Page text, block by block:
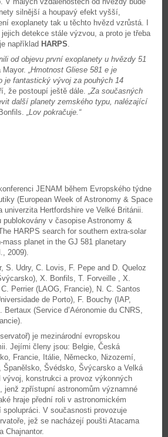
silnější a houpavý efekt vyšší,
exoplanety tak u těchto hvězd vzrůstá. I
detekce stále výzvou, a proto je třeba
například HARPS.
od objevu první exoplanety u hvězdy 51
„Hmotnost Gliese 581 e je
je fantastický vývoj za pouhých 14
že postoupí ještě dále. „Za současných
další planety zemského typu, nalézající
„Lov pokračuje.“
JENAM během Evropského týdne
(European Week of Astronomy & Space
univerzita Hertfordshire ve Velké Británii.
v časopise Astronomy &
HARPS search for southern extra-solar
planet in the GJ 581 planetary
2009).
S. Udry, C. Lovis, F. Pepe and D. Queloz
X. Bonfils, T. Forveille , X.
Perrier (LAOG, Francie), N. C. Santos
de Porto), F. Bouchy (IAP,
Bertaux (Service d’Aéronomie du CNRS,
je mezinárodní evropskou
Jejími členy jsou: Belgie, Česká
Francie, Itálie, Německo, Nizozemí,
Španělsko, Švédsko, Švýcarsko a Velká
vývoj, konstrukci a provoz výkonných
jenž zpřístupní astronomům významné
hraje přední roli v astronomickém
V současnosti provozuje
jež se nacházejí poušti Atacama
Chajnantor.